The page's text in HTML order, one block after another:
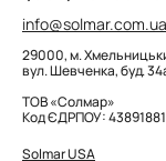
info@solmar.com.ua
29000, м.
вул. Шевченка, буд.
ТОВ «Солмар»
Код ЄДРПОУ: 43891881
Solmar USA